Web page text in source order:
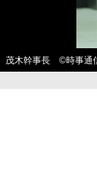
茂木幹事長 ©時事通